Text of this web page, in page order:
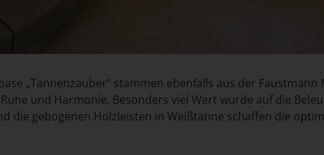
„Tannenzauber“ stammen ebenfalls aus der
und Harmonie. Besonders viel Wert wurde auf die
die gebogenen Holzleisten in Weißtanne schaffen die